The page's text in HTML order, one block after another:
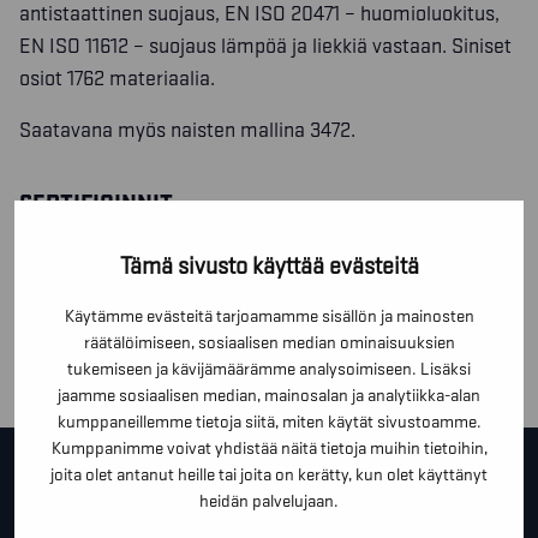
Tämä sivusto käyttää evästeitä
Käytämme evästeitä tarjoamamme sisällön ja mainosten
räätälöimiseen, sosiaalisen median ominaisuuksien
tukemiseen ja kävijämäärämme analysoimiseen. Lisäksi
jaamme sosiaalisen median, mainosalan ja analytiikka-alan
kumppaneillemme tietoja siitä, miten käytät sivustoamme.
Kumppanimme voivat yhdistää näitä tietoja muihin tietoihin,
joita olet antanut heille tai joita on kerätty, kun olet käyttänyt
heidän palvelujaan.
antistaattinen suojaus, EN ISO 20471 – huomioluokitus,
EN ISO 11612 – suojaus lämpöä ja liekkiä vastaan. Siniset
osiot 1762 materiaalia.
Saatavana myös naisten mallina 3472.
SERTIFIOINNIT
MATERIAALIT JA PESUOHJEET
TOIMINNOT
OTA YHTEYTTÄ!